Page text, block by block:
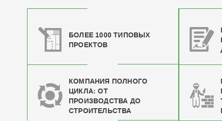
БОЛЕЕ 1000 ТИПОВЫХ
ПРОЕКТОВ
КОМПАНИЯ ПОЛНОГО
ЦИКЛА: ОТ
ПРОИЗВОДСТВА ДО
СТРОИТЕЛЬСТВА